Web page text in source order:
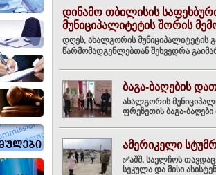
დინამო თბილისის
მუნიციპალიტეტის შორის
დღეს, ახალგორის მუნიციპალიტეტის
წარმომადგენლებთან შეხვედრა
ბაგა-ბაღების
ახალგორის
ფრეზეთის ბაგა-
ამერიკელი
✅აშშ. საელჩოს
სეკულა და მისი